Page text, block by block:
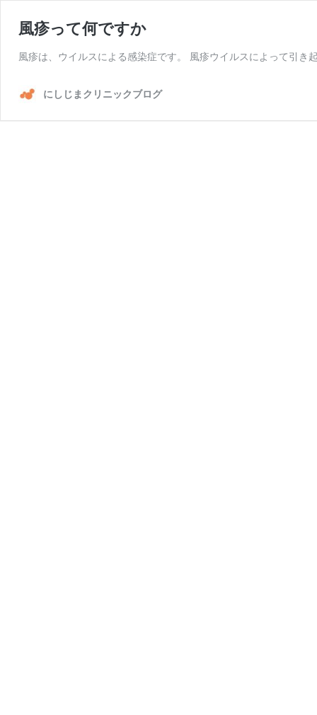
風疹って何ですか
風疹は、ウイルスによる感染症です。 風疹ウイルスによって引
にしじまクリニックブログ